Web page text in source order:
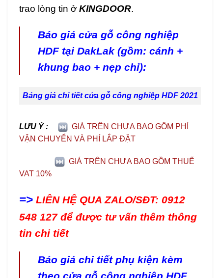
trao lòng tin ở KINGDOOR.
Báo giá cửa gỗ công nghiệp
HDF tại DakLak (gồm: cánh +
khung bao + nẹp chỉ):
Bảng giá chi tiết cửa gỗ công nghiệp HDF 2021
LƯU Ý :
GIÁ TRÊN CHƯA BAO GỒM PHÍ
VẬN CHUYỂN VÀ PHÍ LẮP ĐẶT
GIÁ TRÊN CHƯA BAO GỒM THUẾ
VAT 10%
=> LIÊN HỆ QUA ZALO/SĐT: 0912
548 127 để được tư vấn thêm thông
tin chi tiết
Báo giá chi tiết phụ kiện kèm
theo cửa gỗ công nghiệp HDF